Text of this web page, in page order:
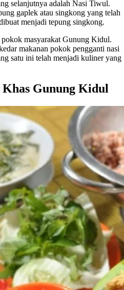
selanjutnya adalah Nasi Tiwul.
gaplek atau singkong yang telah
menjadi tepung singkong.
masyarakat Gunung Kidul.
makanan pokok pengganti nasi
satu ini telah menjadi kuliner yang
Khas Gunung Kidul